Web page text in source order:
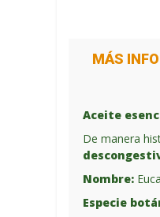
MÁS INFO
Aceite
De manera
Nombre:
Especie